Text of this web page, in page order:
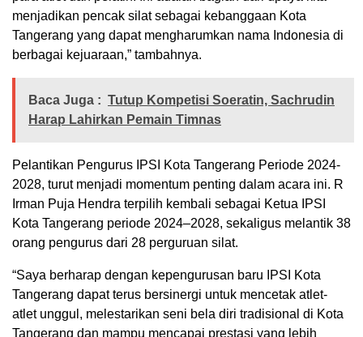
menjadikan pencak silat sebagai kebanggaan Kota
Tangerang yang dapat mengharumkan nama Indonesia di
berbagai kejuaraan,” tambahnya.
Baca Juga : Tutup Kompetisi Soeratin, Sachrudin
Harap Lahirkan Pemain Timnas
Pelantikan Pengurus IPSI Kota Tangerang Periode 2024-
2028, turut menjadi momentum penting dalam acara ini. R
Irman Puja Hendra terpilih kembali sebagai Ketua IPSI
Kota Tangerang periode 2024–2028, sekaligus melantik 38
orang pengurus dari 28 perguruan silat.
“Saya berharap dengan kepengurusan baru IPSI Kota
Tangerang dapat terus bersinergi untuk mencetak atlet-
atlet unggul, melestarikan seni bela diri tradisional di Kota
Tangerang dan mampu mencapai prestasi yang lebih